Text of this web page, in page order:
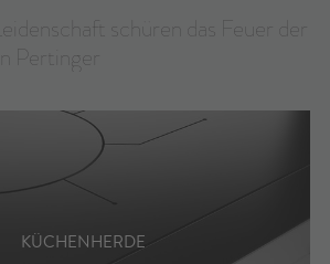
schüren das Feuer der
Pertinger
KÜCHENHERDE